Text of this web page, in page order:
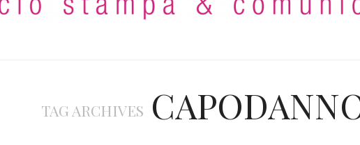
TAG ARCHIVES